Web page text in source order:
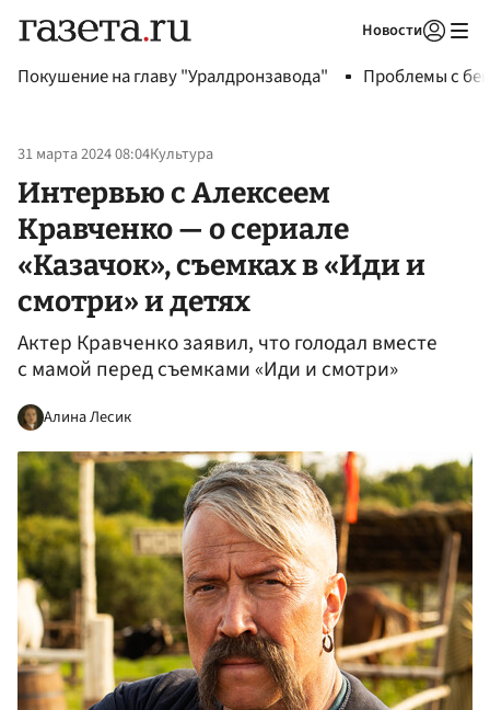
Новости
Покушение на главу "Уралдронзавода" Проблемы с
31 марта 2024 08:04Культура
Интервью с Алексеем
Кравченко — о сериале
«Казачок», съемках в «Иди и
смотри» и детях
Актер Кравченко заявил, что голодал вместе
с мамой перед съемками «Иди и смотри»
Алина Лесик